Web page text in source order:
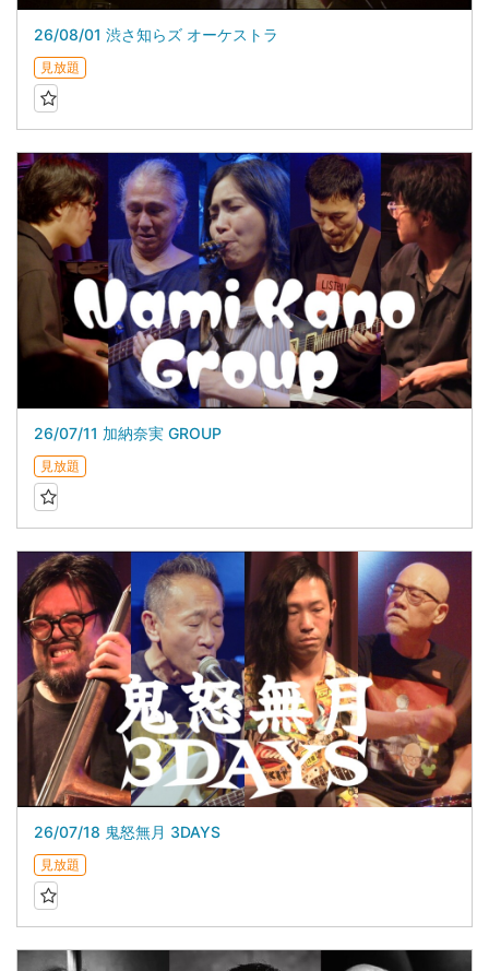
26/08/01 渋さ知らズ オーケストラ
見放題
26/07/11 加納奈実 GROUP
見放題
26/07/18 鬼怒無月 3DAYS
見放題